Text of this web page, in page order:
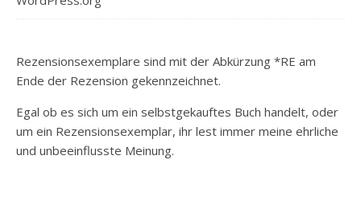
Rezensionsexemplare sind mit der Abkürzung *RE am
Ende der Rezension gekennzeichnet.
Egal ob es sich um ein selbstgekauftes Buch handelt, oder
um ein Rezensionsexemplar, ihr lest immer meine ehrliche
und unbeeinflusste Meinung.